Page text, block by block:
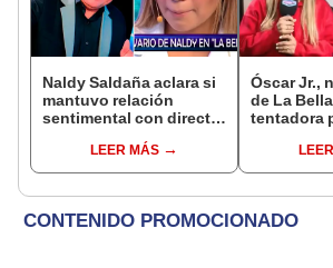
Naldy Saldaña aclara si
mantuvo relación
sentimental con director
denunciarlo por
tocamientos: “Me
LEER MÁS
Óscar Jr.,
de La
tentadora
denuncia